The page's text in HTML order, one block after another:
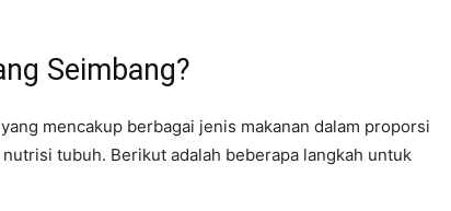
Seimbang?
mencakup berbagai jenis makanan dalam proporsi
tubuh. Berikut adalah beberapa langkah untuk